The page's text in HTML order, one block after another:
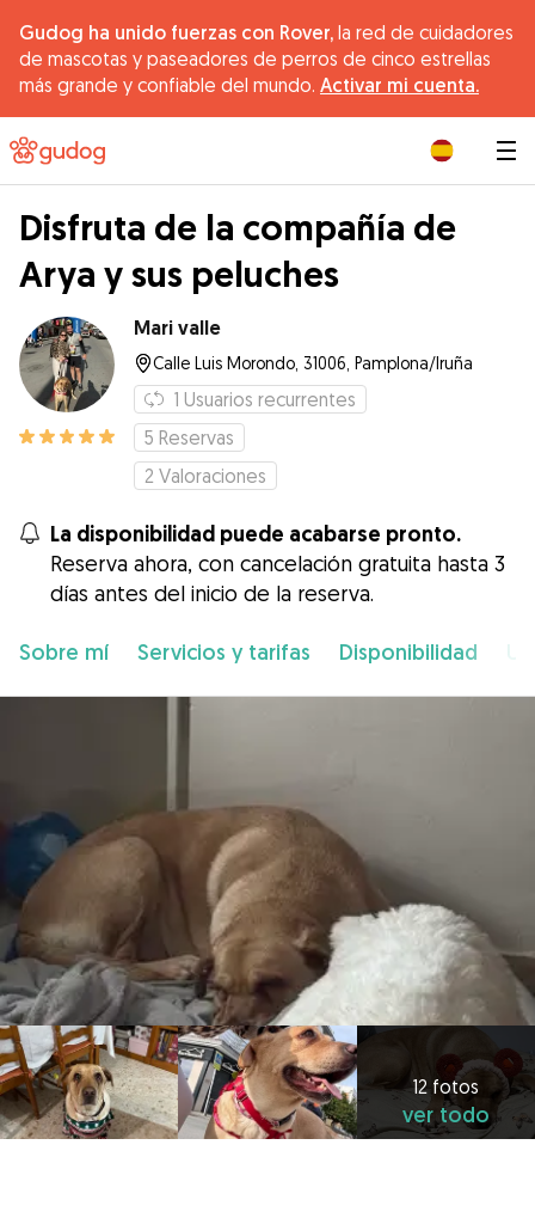
Gudog ha unido fuerzas con Rover, la red de cuidadores
de mascotas y paseadores de perros de cinco estrellas
más grande y confiable del mundo. Activar mi cuenta.
Disfruta de la compañía de
Arya y sus peluches
Mari valle
Calle Luis Morondo, 31006, Pamplona/Iruña
1 Usuarios recurrentes
5 Reservas
2 Valoraciones
La disponibilidad puede acabarse pronto.
Reserva ahora, con cancelación gratuita hasta 3
días antes del inicio de la reserva.
Sobre mí Servicios y tarifas Disponibilidad
12 fotos
ver todo